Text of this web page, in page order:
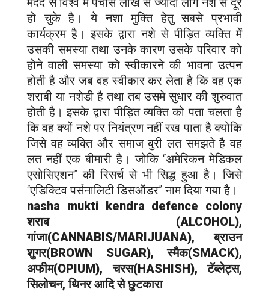
हो चुके है। ये नशा मुक्ति हेतु सबसे प्रभावी
कार्यक्रम है। इसके द्वारा नशे से पीड़ित व्यक्ति में
उसकी समस्या तथा उनके कारण उसके परिवार को
होने वाली समस्या को स्वीकारने की भावना उत्पन
होती है और जब वह स्वीकार कर लेता है कि वह एक
शराबी या नशेडी है तथा तब उसमे सुधार की शुरुवात
होती है। इसके द्वारा पीड़ित व्यक्ति को पता चलता है
कि वह क्यों नशे पर नियंत्रण नहीं रख पाता है क्योकि
जिसे वह व्यक्ति और समाज बुरी लत समझते है वह
लत नहीं एक बीमारी है। जोकि “अमेरिकन मेडिकल
एसोसिएशन” की रिसर्च से भी सिद्ध हुआ है। जिसे
“एडिक्टिव पर्सनालिटी डिसऑडर” नाम दिया गया है।
nasha mukti kendra defence colony
शराब (ALCOHOL),
गांजा(CANNABIS/MARIJUANA), ब्राउन
शुगर(BROWN SUGAR), स्मैक(SMACK),
अफीम(OPIUM), चरस(HASHISH), टॅब्लेट्स,
सिलोचन, थिनर आदि से छुटकारा